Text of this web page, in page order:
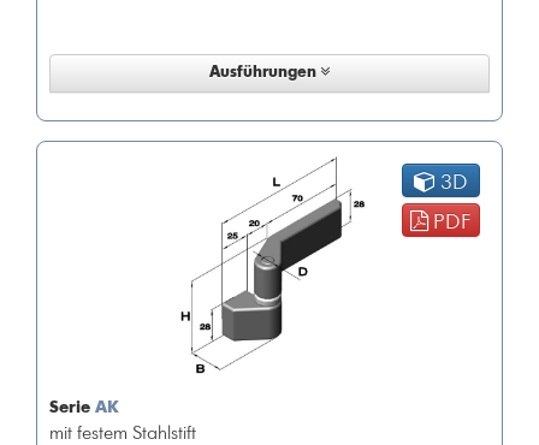
Ausführungen
3D
PDF
Serie AK
mit festem Stahlstift